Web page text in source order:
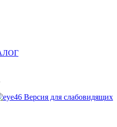
Версия для слабовидящих